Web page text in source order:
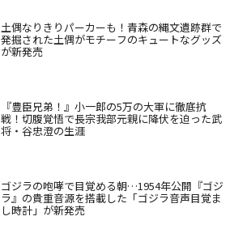
土偶なりきりパーカーも！青森の縄文遺跡群で
発掘された土偶がモチーフのキュートなグッズ
が新発売
『豊臣兄弟！』小一郎の5万の大軍に徹底抗
戦！切腹覚悟で長宗我部元親に降伏を迫った武
将・谷忠澄の生涯
ゴジラの咆哮で目覚める朝…1954年公開『ゴジ
ラ』の貴重音源を搭載した「ゴジラ音声目覚ま
し時計」が新発売